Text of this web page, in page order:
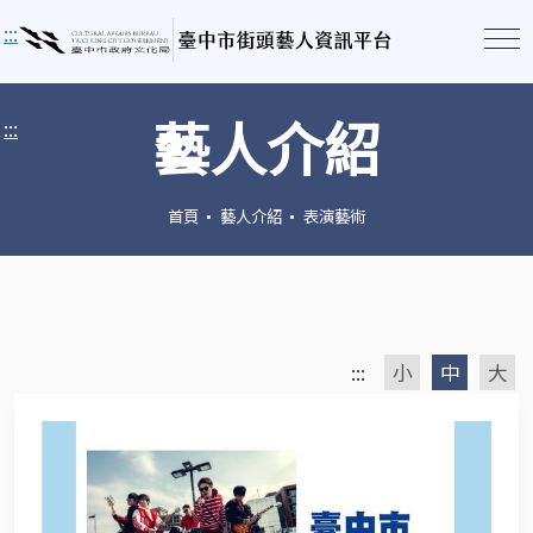
:::
::: 藝人介紹
首頁 藝人介紹 表演藝術
::: 小 中 大